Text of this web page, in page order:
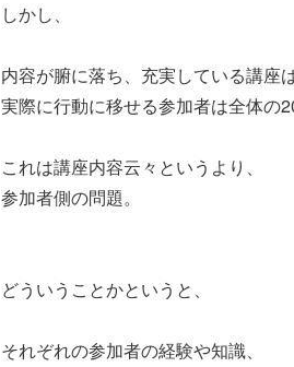
しかし、
内容が腑に落ち、充実している講座
実際に行動に移せる参加者は全体の
これは講座内容云々というより、
参加者側の問題。
どういうことかというと、
それぞれの参加者の経験や知識、